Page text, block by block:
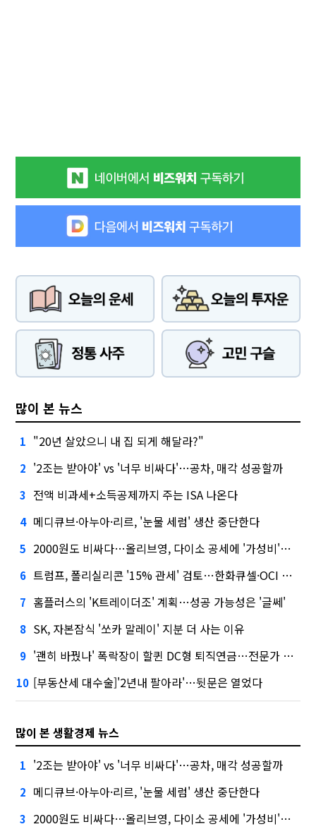
많이 본 뉴스
1 "20년 살았으니 내 집 되게 해달라?"
2 '2조는 받아야' vs '너무 비싸다'…공차, 매각 성공할까
3 전액 비과세+소득공제까지 주는 ISA 나온다
4 메디큐브·아누아·리르, '눈물 세럼' 생산 중단한다
5 2000원도 비싸다…올리브영, 다이소 공세에 '가성비'로 맞불
6 트럼프, 폴리실리콘 '15% 관세' 검토…한화큐셀·OCI 영향은?
7 홈플러스의 'K트레이더조' 계획…성공 가능성은 '글쎄'
8 SK, 자본잠식 '쏘카 말레이' 지분 더 사는 이유
9 '괜히 바꿨나' 폭락장이 할퀸 DC형 퇴직연금…전문가 조언은
10 [부동산세 대수술]'2년내 팔아라'…뒷문은 열었다
많이 본 생활경제 뉴스
1 '2조는 받아야' vs '너무 비싸다'…공차, 매각 성공할까
2 메디큐브·아누아·리르, '눈물 세럼' 생산 중단한다
3 2000원도 비싸다…올리브영, 다이소 공세에 '가성비'로 맞불